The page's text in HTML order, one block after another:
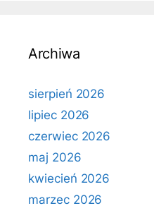
Archiwa
sierpień 2026
lipiec 2026
czerwiec 2026
maj 2026
kwiecień 2026
marzec 2026